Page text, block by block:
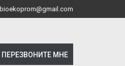
bioekoprom@gmail.com
ПЕРЕЗВОНИТЕ МНЕ